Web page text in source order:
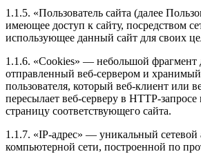
1.1.5. «Пользователь сайта (далее
имеющее доступ к сайту, посредством
использующее данный сайт для своих
1.1.6. «Cookies» — небольшой фрагмент
отправленный веб-сервером и
пользователя, который веб-клиент или
пересылает веб-серверу в HTTP-
страницу соответствующего сайта.
1.1.7. «IP-адрес» — уникальный сетевой
компьютерной сети, построенной по